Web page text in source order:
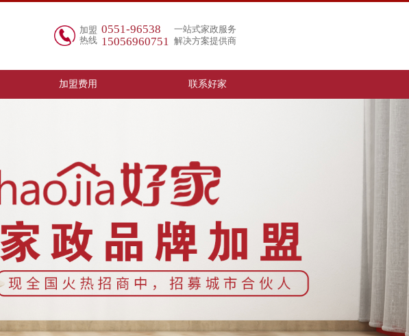
加盟
热线
0551-96538
15056960751
一站式家政服务
解决方案提供商
加盟费用 联系好家